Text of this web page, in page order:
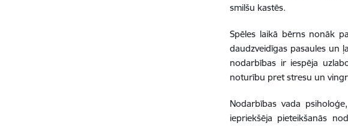
smilšu kastēs.
Spēles laikā bērns nonāk
daudzveidīgas pasaules un
nodarbības ir iespēja
noturību pret stresu un
Nodarbības vada
iepriekšēja pieteikšanās